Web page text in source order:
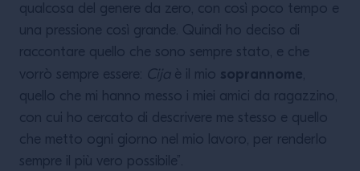
qualcosa del genere da zero, con così poco tempo e
una pressione così grande. Quindi ho deciso di
raccontare quello che sono sempre stato, e che
vorrò sempre essere: Cijaè il mio soprannome,
quello che mi hanno messo i miei amici da ragazzino,
con cui ho cercato di descrivere me stesso e quello
che metto ogni giorno nel mio lavoro, per renderlo
sempre il più vero possibile”.